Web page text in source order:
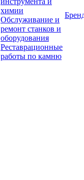
химии
Обслуживание и
ремонт станков и
оборудования
Реставрационные
работы по камню